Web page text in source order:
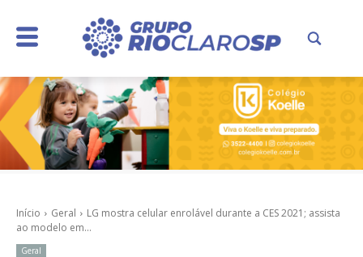
Início Geral
LG mostra celular enrolável durante a CES 2021; assista
ao modelo em...
Geral